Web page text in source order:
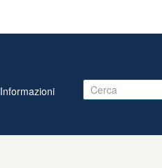
Informazioni